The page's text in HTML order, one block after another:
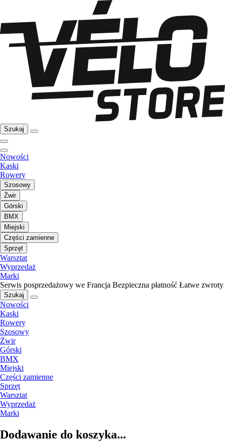
Szukaj
Nowości
Kaski
Rowery
Szosowy
Żwir
Górski
BMX
Miejski
Części zamienne
Sprzęt
Warsztat
Wyprzedaż
Marki
Serwis posprzedażowy we Francja Bezpieczna płatność Łatwe zwroty
Szukaj
Nowości
Kaski
Rowery
Szosowy
Żwir
Górski
BMX
Miejski
Części zamienne
Sprzęt
Warsztat
Wyprzedaż
Marki
Dodawanie do koszyka...